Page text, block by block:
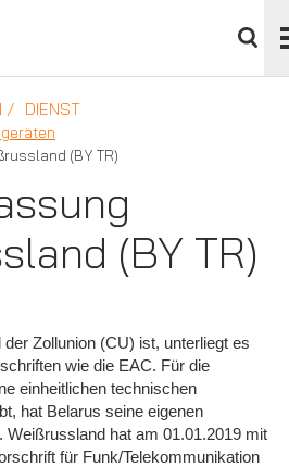
DIENST
(BY TR)
(BY TR)
Zollunion (CU) ist, unterliegt es
wie die EAC. Für die
einheitlichen technischen
hat Belarus seine eigenen
Weißrussland hat am 01.01.2019 mit
für Funk/Telekommunikation